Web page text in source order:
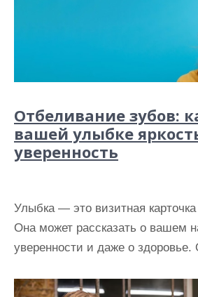
Отбеливание зубов:
вашей улыбке
уверенность
Улыбка — это визитная карточка
Она может рассказать о вашем
уверенности и даже о